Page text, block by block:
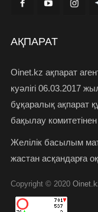
АҚПАРАТ
Oinet.kz ақпарат
куәлігі 06.03.2017
бұқаралық ақпарат
бақылау комитетінен
Желілік басылым
жастан асқандарға
Copyright © 2020